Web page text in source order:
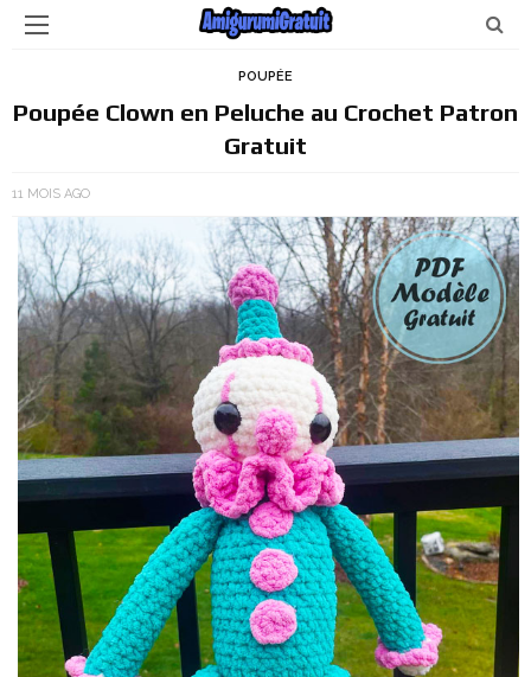
POUPÉE
Poupée Clown en Peluche au Crochet Patron
Gratuit
11 MOIS AGO